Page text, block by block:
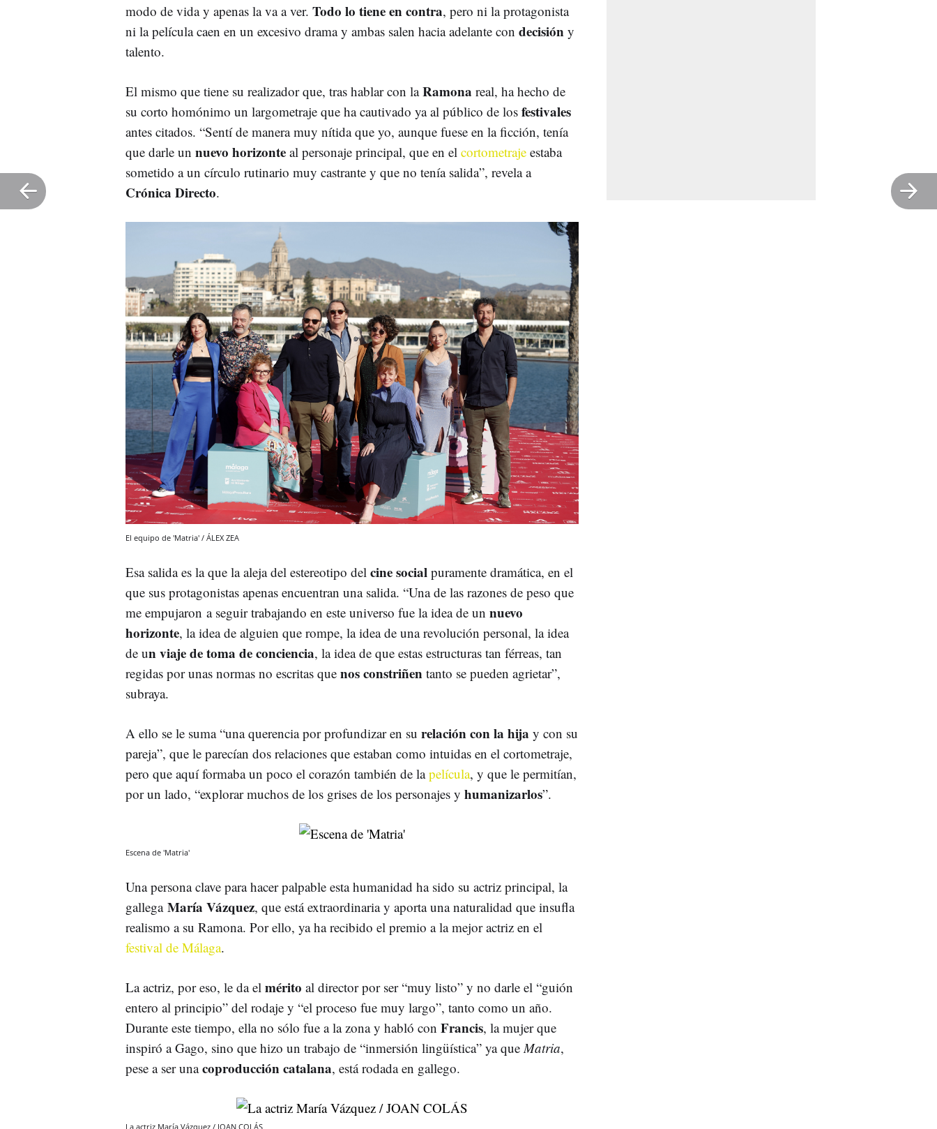
modo de vida y apenas la va a ver. Todo lo tiene en contra, pero ni la protagonista
ni la película caen en un excesivo drama y ambas salen hacia adelante con decisión y
talento.
El mismo que tiene su realizador que, tras hablar con laRamona real, ha hecho de
su corto homónimo un largometraje que ha cautivado ya al público de los festivales
antes citados. “Sentí de manera muy nítida que yo, aunque fuese en la ficción, tenía
que darle un nuevo horizonte al personaje principal, que en el cortometraje estaba
sometido a un círculo rutinario muy castrante y que no tenía salida”, revela a
Crónica Directo.
El equipo de 'Matria' / ÁLEX ZEA
Esa salida es la que la aleja del estereotipo del cine social puramente dramática, en el
que sus protagonistas apenas encuentran una salida. “Una de las razones de peso que
me empujaron a seguir trabajando en este universo fue la idea de un nuevo
horizonte, la idea de alguien que rompe, la idea de una revolución personal, la idea
de un viaje de toma de conciencia, la idea de que estas estructuras tan férreas, tan
regidas por unas normas no escritas que nos constriñen tanto se pueden agrietar”,
subraya.
A ello se le suma “una querencia por profundizar en su relación con la hija y con su
pareja”, que le parecían dos relaciones que estaban como intuidas en el cortometraje,
pero que aquí formaba un poco el corazón también de lapelícula, y que le permitían,
por un lado, “explorar muchos de los grises de los personajes y humanizarlos”.
Escena de 'Matria'
Una persona clave para hacer palpable esta humanidad ha sido su actriz principal, la
gallega María Vázquez, que está extraordinaria y aporta una naturalidad que insufla
realismo a su Ramona. Por ello, ya ha recibido el premio a la mejor actriz en el
festival de Málaga.
La actriz, por eso, le da el mérito al director por ser “muy listo” y no darle el “guión
entero al principio” del rodaje y “el proceso fue muy largo”, tanto como un año.
Durante este tiempo, ella no sólo fue a la zona y habló con Francis, la mujer que
inspiró a Gago, sino que hizo un trabajo de “inmersión lingüística” ya queMatria,
pese a ser unacoproducción catalana, está rodada en gallego.
La actriz María Vázquez / JOAN COLÁS